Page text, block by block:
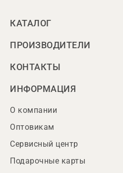
КАТАЛОГ
ПРОИЗВОДИТЕЛИ
КОНТАКТЫ
ИНФОРМАЦИЯ
О компании
Оптовикам
Сервисный центр
Подарочные карты